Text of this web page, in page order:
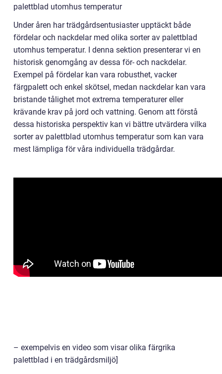
palettblad utomhus temperatur
Under åren har trädgårdsentusiaster upptäckt både
fördelar och nackdelar med olika sorter av palettblad
utomhus temperatur. I denna sektion presenterar vi en
historisk genomgång av dessa för- och nackdelar.
Exempel på fördelar kan vara robusthet, vacker
färgpalett och enkel skötsel, medan nackdelar kan vara
bristande tålighet mot extrema temperaturer eller
krävande krav på jord och vattning. Genom att förstå
dessa historiska perspektiv kan vi bättre utvärdera vilka
sorter av palettblad utomhus temperatur som kan vara
mest lämpliga för våra individuella trädgårdar.
– exempelvis en video som visar olika färgrika
palettblad i en trädgårdsmiljö]